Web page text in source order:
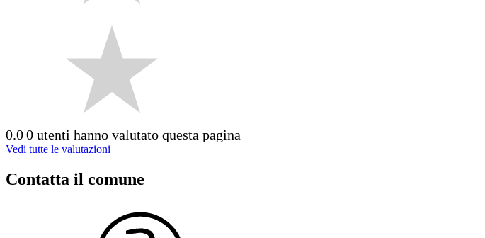
0.00 utenti hanno valutato questa pagina
Vedi tutte le valutazioni
Contatta il comune